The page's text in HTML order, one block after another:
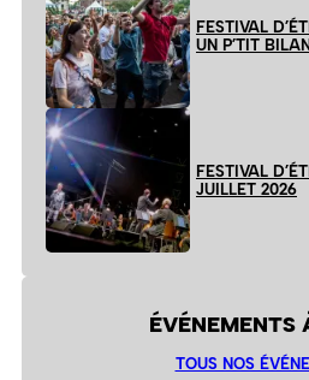
FESTIVAL
UN P’TIT
FESTIVAL
JUILLET 2026
ÉVÉNEMENTS
TOUS NOS